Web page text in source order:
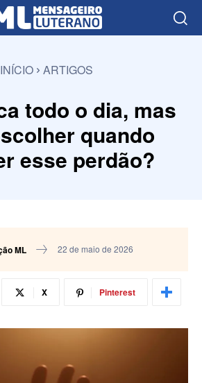
INÍCIO ARTIGOS
todo o dia, mas
quando
esse perdão?
ML 22 de maio de 2026
X Pinterest